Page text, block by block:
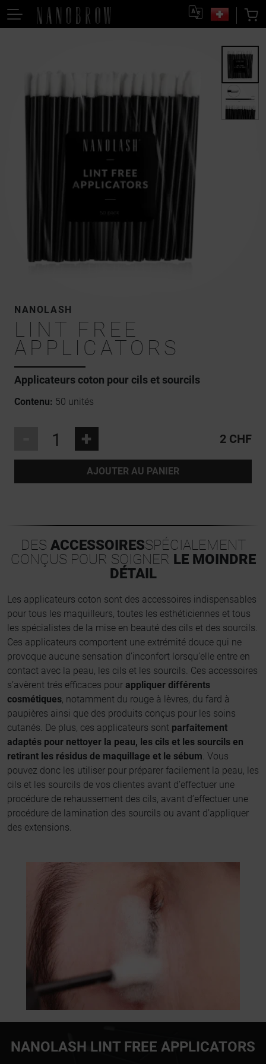
NANOLASH
LINT FREE
APPLICATORS
Applicateurs coton pour cils et sourcils
Contenu: 50 unités
+ 2 CHF
AJOUTER AU PANIER
DES ACCESSOIRESSPÉCIALEMENT
CONÇUS POUR SOIGNER LE MOINDRE
DÉTAIL
Les applicateurs coton sont des accessoires indispensables
pour tous les maquilleurs, toutes les esthéticiennes et tous
les spécialistes de la mise en beauté des cils et des sourcils.
Ces applicateurs comportent une extrémité douce qui ne
provoque aucune sensation d’inconfort lorsqu’elle entre en
contact avec la peau, les cils et les sourcils. Ces accessoires
s’avèrent trés efficaces pour appliquer différents
cosmétiques, notamment du rouge à lèvres, du fard à
paupières ainsi que des produits conçus pour les soins
cutanés. De plus, ces applicateurs sont parfaitement
adaptés pour nettoyer la peau, les cils et les sourcils en
retirant les résidus de maquillage et le sébum. Vous
pouvez donc les utiliser pour préparer facilement la peau, les
cils et les sourcils de vos clientes avant d’effectuer une
procédure de rehaussement des cils, avant d’effectuer une
procédure de lamination des sourcils ou avant d’appliquer
des extensions.
NANOLASH LINT FREE APPLICATORS